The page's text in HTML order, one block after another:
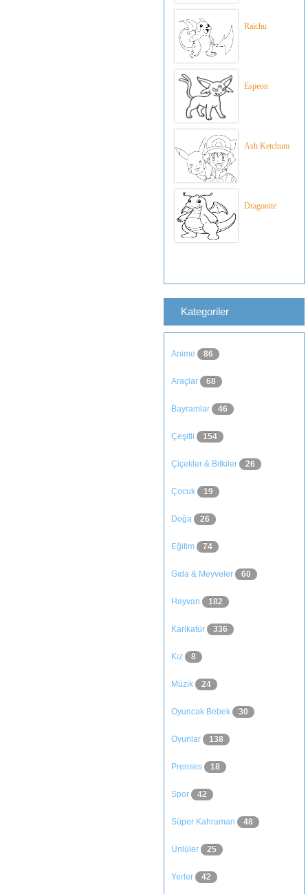
Raichu
Espeon
Ash Ketchum
Dragonite
Kategoriler
Anime 86
Araçlar 68
Bayramlar 46
Çeşitli 154
Çiçekler & Bitkiler 26
Çocuk 19
Doğa 26
Eğitim 74
Gıda & Meyveler 60
Hayvan 182
Karikatür 336
Kız 8
Müzik 24
Oyuncak Bebek 30
Oyunlar 138
Prenses 18
Spor 42
Süper Kahraman 48
Ünlüler 25
Yerler 42